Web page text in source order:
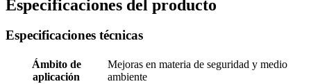
Especificaciones del producto
Especificaciones técnicas
Ámbito de
aplicación
Mejoras en materia de seguridad y medio
ambiente